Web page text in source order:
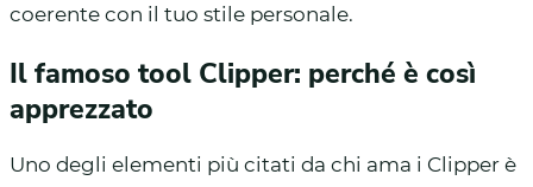
coerente con il tuo stile personale.
Il famoso tool Clipper: perché è così
apprezzato
Uno degli elementi più citati da chi ama i Clipper è